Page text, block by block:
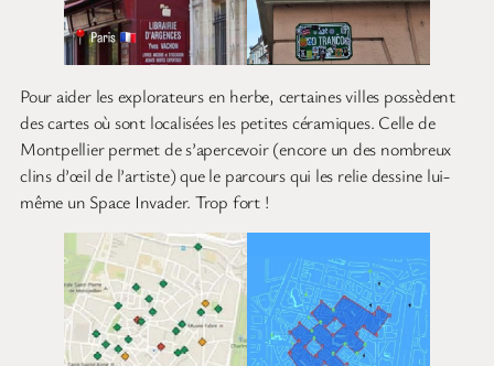
Pour aider les explorateurs en herbe, certaines villes possèdent
des cartes où sont localisées les petites céramiques. Celle de
Montpellier permet de s’apercevoir (encore un des nombreux
clins d’œil de l’artiste) que le parcours qui les relie dessine lui-
même un Space Invader. Trop fort !